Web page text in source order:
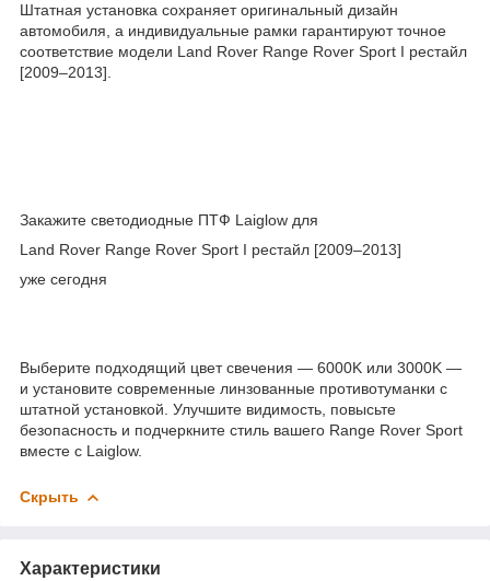
Штатная установка сохраняет оригинальный дизайн
автомобиля, а индивидуальные рамки гарантируют точное
соответствие модели Land Rover Range Rover Sport I рестайл
[2009–2013].
Закажите светодиодные ПТФ Laiglow для
Land Rover Range Rover Sport I рестайл [2009–2013]
уже сегодня
Выберите подходящий цвет свечения — 6000K или 3000K —
и установите современные линзованные противотуманки с
штатной установкой. Улучшите видимость, повысьте
безопасность и подчеркните стиль вашего Range Rover Sport
вместе с Laiglow.
Скрыть
Характеристики